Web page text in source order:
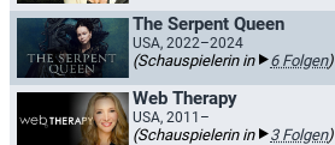
The Serpent Queen
USA, 2022–2024
(Schauspielerin in 6 Folgen)
Web Therapy
USA, 2011–
(Schauspielerin in 3 Folgen)